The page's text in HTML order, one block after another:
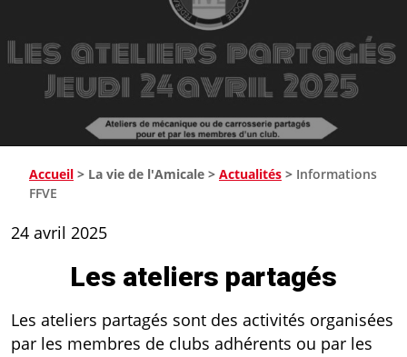
Accueil > La vie de l'Amicale > Actualités > Informations
FFVE
24 avril 2025
Les ateliers partagés
Les ateliers partagés sont des activités organisées
par les membres de clubs adhérents ou par les